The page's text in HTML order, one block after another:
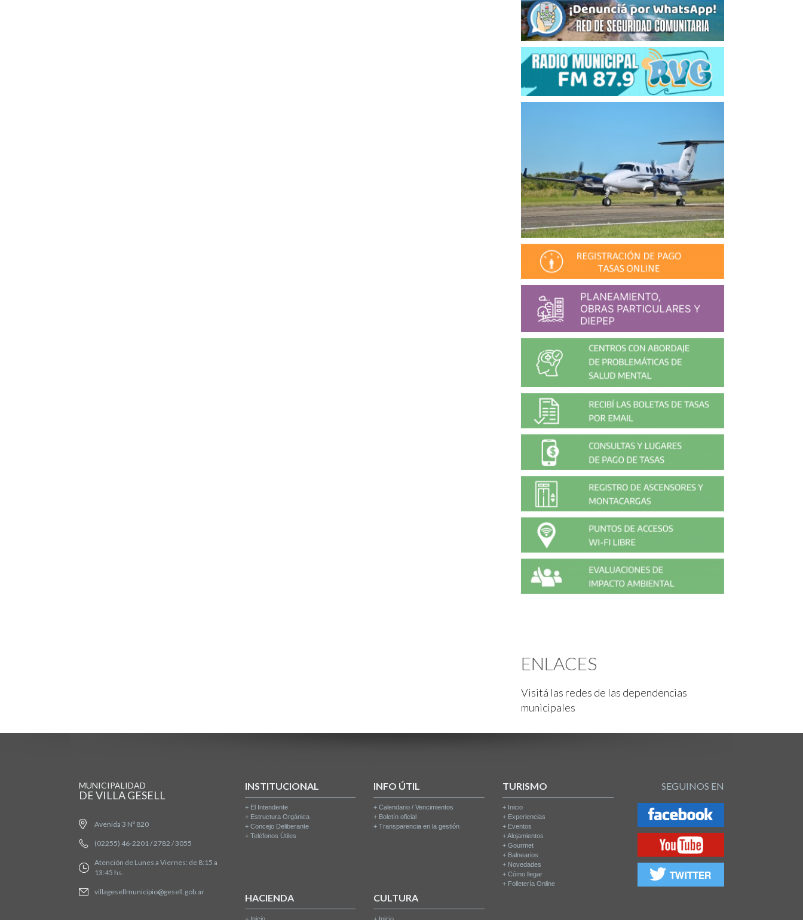
ENLACES
Visitá las redes de las dependencias
municipales
MUNICIPALIDAD
DE VILLA GESELL
Avenida 3 Nº 820
(02255) 46-2201 / 2782 / 3055
Atención de Lunes a Viernes: de 8:15 a
13:45 hs.
villagesellmunicipio@gesell.gob.ar
INSTITUCIONAL
+ El Intendente
+ Estructura Orgánica
+ Concejo Deliberante
+ Teléfonos Útiles
INFO ÚTIL
+Calendario / Vencimientos
+ Boletín oficial
+Transparencia en la gestión
TURISMO
+ Inicio
+ Experiencias
+ Eventos
+Alojamientos
+Gourmet
+ Balnearios
+ Novedades
+Cómo llegar
+ Folletería Online
HACIENDA CULTURA
SEGUINOS EN